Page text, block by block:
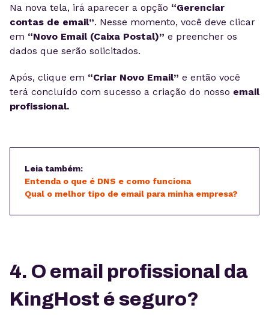
Na nova tela, irá aparecer a opção “Gerenciar
contas de email”. Nesse momento, você deve clicar
em “Novo Email (Caixa Postal)” e preencher os
dados que serão solicitados.
Após, clique em “Criar Novo Email” e então você
terá concluído com sucesso a criação do nosso email
profissional.
Leia também:
Entenda o que é DNS e como funciona
Qual o melhor tipo de email para minha empresa?
4. O email profissional da
KingHost é seguro?